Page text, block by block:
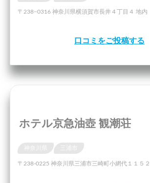
〒238−0316 神奈川県横須賀市長井４丁目４ 地内
口コミをご投稿する
ホテル京急油壺 観潮荘
〒238-0225 神奈川県三浦市三崎町小網代１１５２